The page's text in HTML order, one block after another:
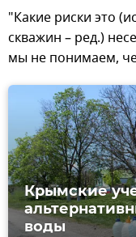
"Какие риски это
скважин – ред.)
мы не понимаем,
Крымские
воды